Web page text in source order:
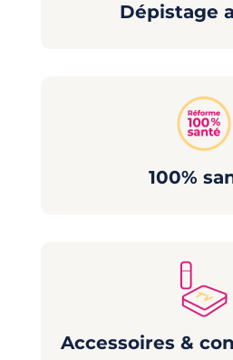
Dépistage
100%
Accessoires &